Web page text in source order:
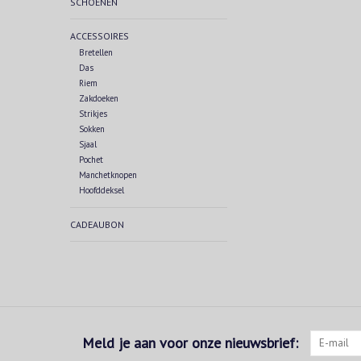
ACCESSOIRES
Bretellen
Das
Riem
Zakdoeken
Strikjes
Sokken
Sjaal
Pochet
Manchetknopen
Hoofddeksel
CADEAUBON
Meld je aan voor onze nieuwsbrief: